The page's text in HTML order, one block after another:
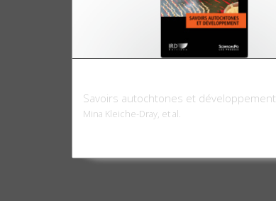
Savoirs autochtones et développement
Mina Kleiche-Dray, et al.